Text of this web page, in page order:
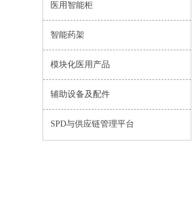
医用智能柜
智能药架
模块化医用产品
辅助设备及配件
SPD与供应链管理平台